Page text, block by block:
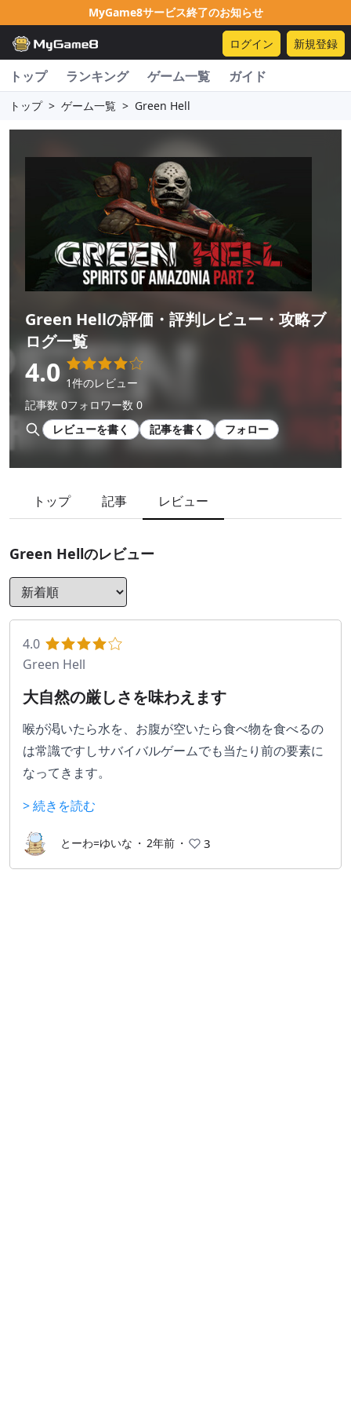
MyGame8サービス終了のお知らせ
ログイン 新規登録
トップ ランキング ゲーム一覧 ガイド
トップ > ゲーム一覧 > Green Hell
Green Hellの評価・評判レビュー・攻略ブ
ログ一覧
4.0 1件のレビュー
記事数 0フォロワー数 0
レビューを書く
記事を書く フォロー
トップ 記事 レビュー
Green Hellのレビュー
4.0
Green Hell
大自然の厳しさを味わえます
喉が渇いたら水を、お腹が空いたら食べ物を食べるの
は常識ですしサバイバルゲームでも当たり前の要素に
なってきます。
肉からタンパク質を、バナナから炭水化物を、ナッツ
から脂質を補給しないと、体調(生命力)に影響を与え
てしまいます。
> 続きを読む
とーわ=ゆいな ・ 2年前 ・ 3